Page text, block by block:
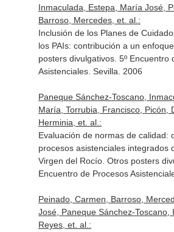
Inmaculada, Estepa, María José,
Barroso, Mercedes, et. al.:
Inclusión de los Planes de
los PAIs: contribución a un
posters divulgativos. 5º Encuentro
Asistenciales. Sevilla. 2006
Paneque Sánchez-Toscano,
María, Torrubia, Francisco, Picón,
Herminia, et. al.:
Evaluación de normas de calidad:
procesos asistenciales integrados
Virgen del Rocío. Otros posters
Encuentro de Procesos
Peinado, Carmen, Barroso,
José, Paneque Sánchez-Toscano,
Reyes, et. al.: